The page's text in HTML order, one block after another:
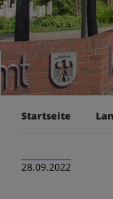
Startseite
28.09.2022